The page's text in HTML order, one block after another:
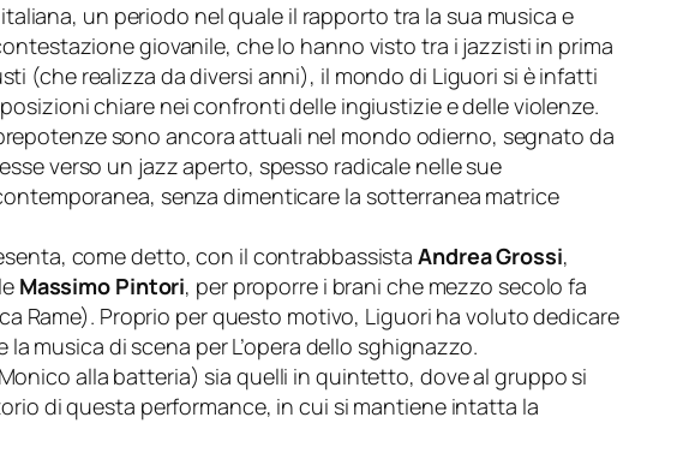
un periodo nel quale il rapporto tra la sua musica e
giovanile, che lo hanno visto tra i jazzisti in prima
(che realizza da diversi anni), il mondo di Liguori si è infatti
chiare nei confronti delle ingiustizie e delle violenze.
sono ancora attuali nel mondo odierno, segnato da
verso un jazz aperto, spesso radicale nelle sue
senza dimenticare la sotterranea matrice
come detto, con il contrabbassista Andrea Grossi,
Massimo Pintori, per proporre i brani che mezzo secolo fa
Rame). Proprio per questo motivo, Liguori ha voluto dedicare
la musica di scena perL’opera dello sghignazzo.
alla batteria) sia quelli in quintetto, dove al gruppo si
di questa performance, in cui si mantiene intatta la